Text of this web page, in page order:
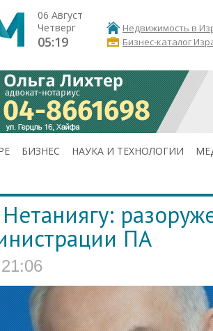
06 Август
Четверг
05:19
Недвижимость в
Бизнес-каталог
БИЗНЕС НАУКА И ТЕХНОЛОГИИ
ПА